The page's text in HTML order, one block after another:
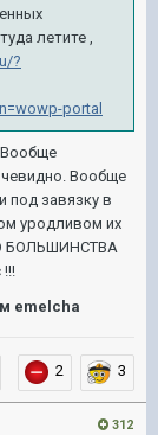
летите ,
?
portal
Вообще
Вообще
под завязку в
уродливом их
БОЛЬШИНСТВА
!!!
emelcha
2 3
312